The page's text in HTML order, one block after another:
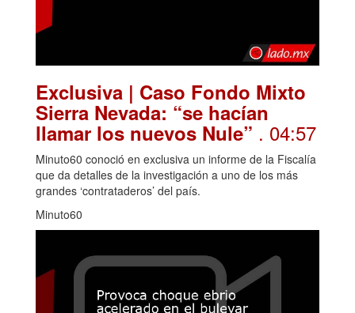
Exclusiva | Caso Fondo Mixto
Sierra Nevada: “se hacían
llamar los nuevos Nule” . 04:57
Minuto60 conoció en exclusiva un informe de la Fiscalía
que da detalles de la investigación a uno de los más
grandes ‘contrataderos’ del país.
Minuto60